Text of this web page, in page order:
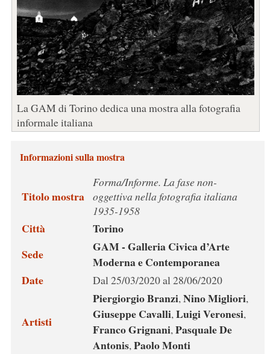
La GAM di Torino dedica una mostra alla fotografia
informale italiana
Informazioni sulla mostra
Titolo mostra
Forma/Informe. La fase non-
oggettiva nella fotografia italiana
1935-1958
Città
Torino
Sede
GAM - Galleria Civica d’Arte
Moderna e Contemporanea
Date
Dal 25/03/2020 al 28/06/2020
Artisti
Piergiorgio Branzi,Nino Migliori,
Giuseppe Cavalli,Luigi Veronesi,
Franco Grignani,Pasquale De
Antonis,Paolo Monti